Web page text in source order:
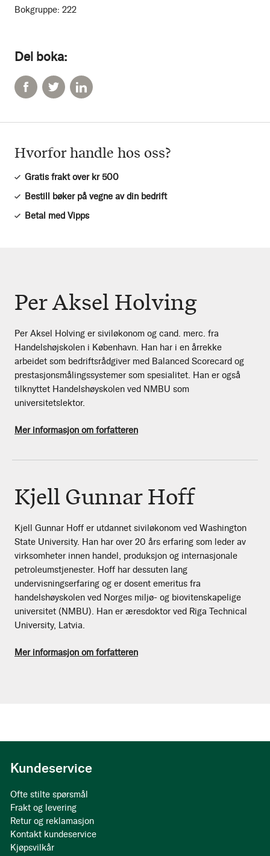
Del boka:
Bokgruppe: 222
Hvorfor handle hos oss?
Gratis frakt over kr 500
Bestill bøker på vegne av din bedrift
Betal med Vipps
Per Aksel Holving
Per Aksel Holving er siviløkonom og cand. merc. fra
Handelshøjskolen i København. Han har i en årrekke
arbeidet som bedriftsrådgiver med Balanced Scorecard og
prestasjonsmålingssystemer som spesialitet. Han er også
tilknyttet Handelshøyskolen ved NMBU som
universitetslektor.
Mer informasjon om forfatteren
Kjell Gunnar Hoff
Kjell Gunnar Hoff er utdannet siviløkonom ved Washington
State University. Han har over 20 års erfaring som leder av
virksomheter innen handel, produksjon og internasjonale
petroleumstjenester. Hoff har dessuten lang
undervisningserfaring og er dosent emeritus fra
handelshøyskolen ved Norges miljø- og biovitenskapelige
universitet (NMBU). Han er æresdoktor ved Riga Technical
University, Latvia.
Mer informasjon om forfatteren
Kundeservice
Ofte stilte spørsmål
Frakt og levering
Retur og reklamasjon
Kontakt kundeservice
Kjøpsvilkår